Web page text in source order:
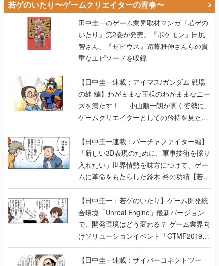
若ゲのいたり〜ゲームクリエイターの青春〜
田中圭一のゲーム業界取材マンガ『若ゲの
いたり』第2巻が発売。『ポケモン』田尻
智さん、『ゼビウス』遠藤雅伸さんらの貴
重なエピソードを収録
【田中圭一連載：アイマス/ガンダム 戦場
の絆 編】わがままな王様のわがままなニー
ズを満たす！──小山順一朗が貫く姿勢に、
ゲームクリエイターとしての矜持を見た
【若ゲのいたり最終回】
【田中圭一連載：バーチャファイター編】
「新しい3D表現のために、軍事技術を採り
入れたい」世界情勢を味方につけて、ゲー
ムに革命をもたらした鈴木 裕の功績【若ゲ
のいたり】
【田中圭一：若ゲのいたり】ゲーム開発統
合環境「Unreal Engine」最新バージョン
で、開発環境はどう変わる？ ゲーム業界向
けソリューションイベント「GTMF2019」
に行って、より理解を深めよう【PR】
【田中圭一連載：サイバーコネクトツー